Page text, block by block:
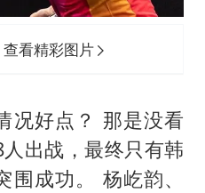
看精彩图片
况好点？ 那是没看
出战，最终只有韩
成功。 杨屹韵、